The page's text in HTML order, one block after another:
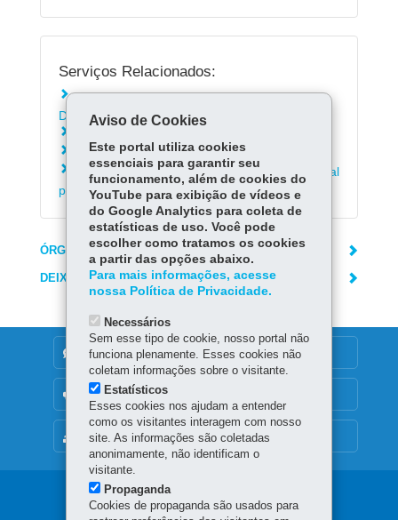
Serviços Relacionados:
Conhecer o programa Paraná contra a
Dengue
Visitar o Parque Estadual do Rio da Onça
Solicitar a emissão da Permissão Internacional
para Dirigir (PID)
ÓRGÃO RESPONSÁVEL
DEIXE SUA OPINIÃO
MAPA DO SITE
DENUNCIE CORRUPÇÃO
OUVIDORIA
Navegação
Aviso de Cookies
Este portal utiliza cookies
essenciais para garantir seu
funcionamento, além de cookies do
YouTube para exibição de vídeos e
do Google Analytics para coleta de
estatísticas de uso. Você pode
escolher como tratamos os cookies
a partir das opções abaixo.
Para mais informações, acesse
nossa Política de Privacidade.
Necessários
Sem esse tipo de cookie, nosso portal não
funciona plenamente. Esses cookies não
coletam informações sobre o visitante.
Estatísticos
Esses cookies nos ajudam a entender
como os visitantes interagem com nosso
site. As informações são coletadas
anonimamente, não identificam o
visitante.
Propaganda
Cookies de propaganda são usados para